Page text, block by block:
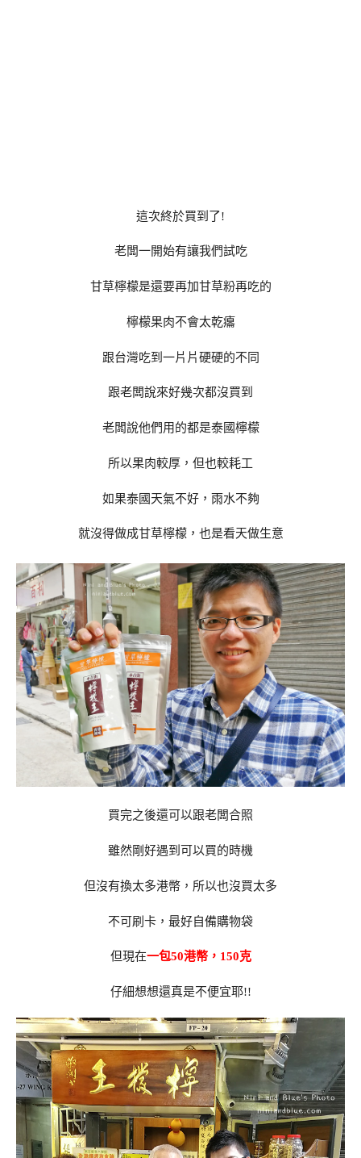
這次終於買到了!
老闆一開始有讓我們試吃
甘草檸檬是還要再加甘草粉再吃的
檸檬果肉不會太乾癟
跟台灣吃到一片片硬硬的不同
跟老闆說來好幾次都沒買到
老闆說他們用的都是泰國檸檬
所以果肉較厚，但也較耗工
如果泰國天氣不好，雨水不夠
就沒得做成甘草檸檬，也是看天做生意
買完之後還可以跟老闆合照
雖然剛好遇到可以買的時機
但沒有換太多港幣，所以也沒買太多
不可刷卡，最好自備購物袋
但現在一包50港幣，150克
仔細想想還真是不便宜耶!!